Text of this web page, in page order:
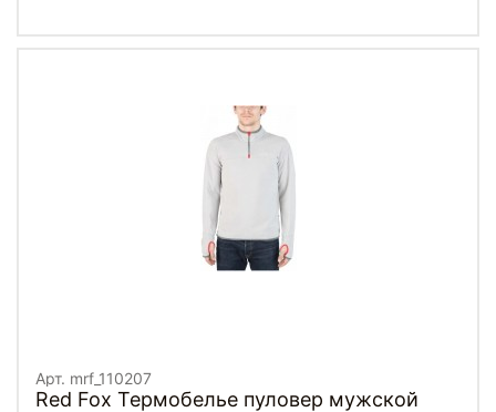
Арт. mrf_110207
Red Fox Термобелье пуловер мужской